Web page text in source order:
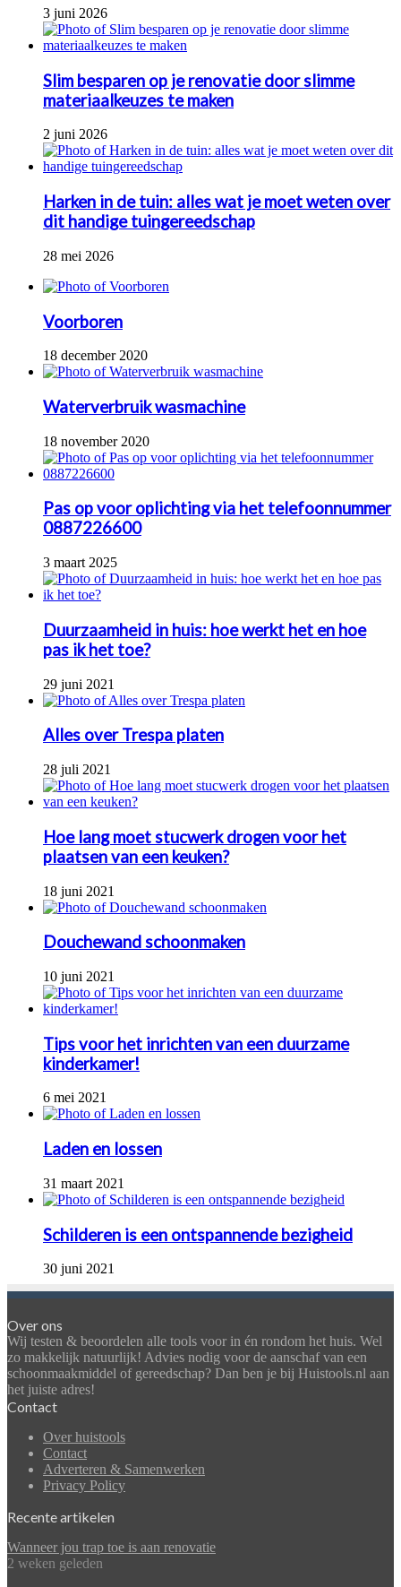
3 juni 2026
Slim besparen op je renovatie door slimme
materiaalkeuzes te maken
2 juni 2026
Harken in de tuin: alles wat je moet weten over
dit handige tuingereedschap
28 mei 2026
Voorboren
18 december 2020
Waterverbruik wasmachine
18 november 2020
Pas op voor oplichting via het telefoonnummer
0887226600
3 maart 2025
Duurzaamheid in huis: hoe werkt het en hoe
pas ik het toe?
29 juni 2021
Alles over Trespa platen
28 juli 2021
Hoe lang moet stucwerk drogen voor het
plaatsen van een keuken?
18 juni 2021
Douchewand schoonmaken
10 juni 2021
Tips voor het inrichten van een duurzame
kinderkamer!
6 mei 2021
Laden en lossen
31 maart 2021
Schilderen is een ontspannende bezigheid
30 juni 2021
Over ons
Wij testen & beoordelen alle tools voor in én rondom het huis. Wel
zo makkelijk natuurlijk! Advies nodig voor de aanschaf van een
schoonmaakmiddel of gereedschap? Dan ben je bij Huistools.nl aan
het juiste adres!
Contact
Over huistools
Contact
Adverteren & Samenwerken
Privacy Policy
Recente artikelen
Wanneer jou trap toe is aan renovatie
2 weken geleden